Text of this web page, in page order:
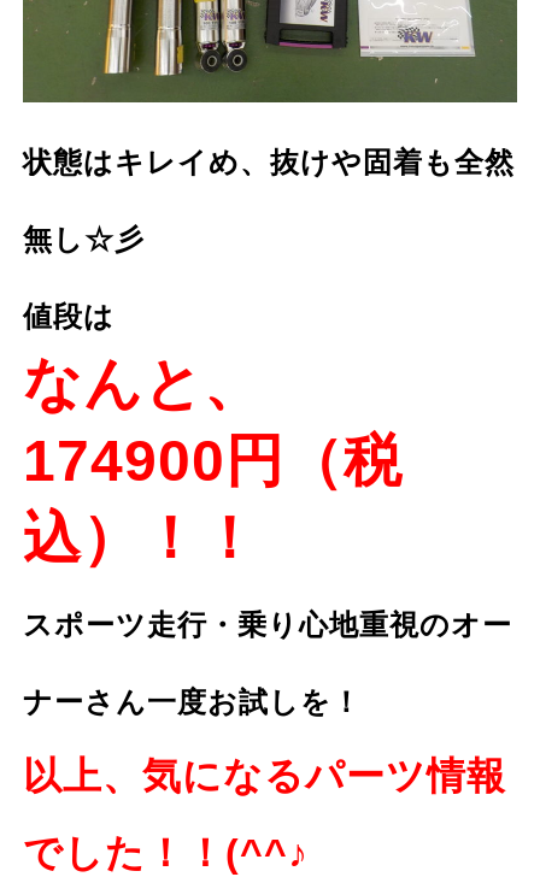
状態はキレイめ、抜けや固着も全然
無し☆彡
値段は
なんと、
174900円（税
込）！！
スポーツ走行・乗り心地重視のオー
ナーさん一度お試しを！
以上、気になるパーツ情報
でした！！(^^♪